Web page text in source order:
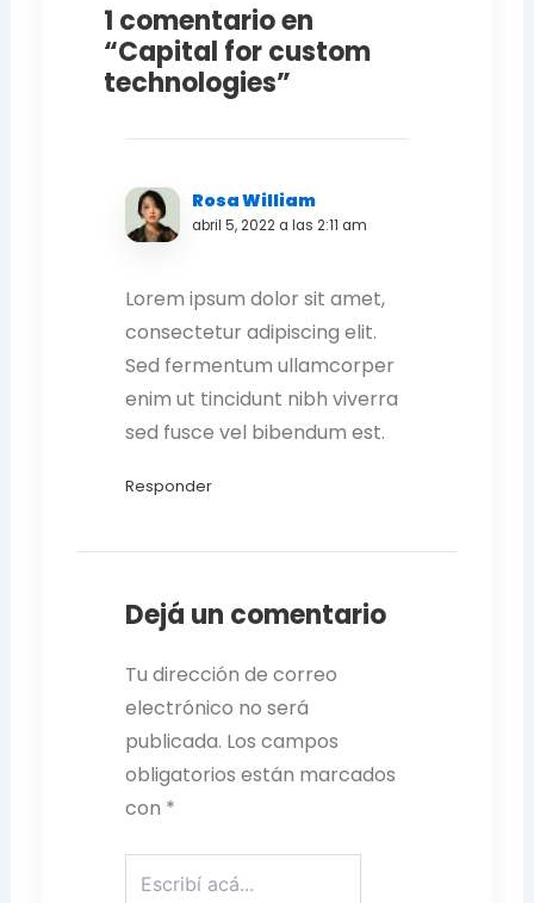
1 comentario en
“Capital for custom
technologies”
Rosa William
abril 5, 2022 a las 2:11 am
Lorem ipsum dolor sit amet,
consectetur adipiscing elit.
Sed fermentum ullamcorper
enim ut tincidunt nibh viverra
sed fusce vel bibendum est.
Responder
Dejá un comentario
Tu dirección de correo
electrónico no será
publicada. Los campos
obligatorios están marcados
con *
acá...